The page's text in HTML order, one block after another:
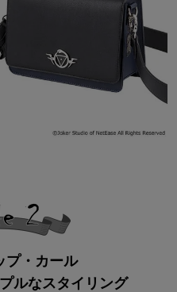
プ・カール
ルなスタイリング